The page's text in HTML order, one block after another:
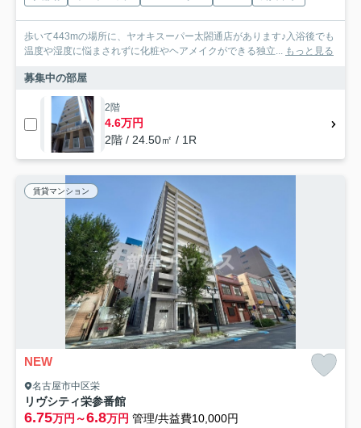
歩いて443mの場所に、ヤオキスーパー太閤通店があります♪入浴後でも
温度や湿度に悩まされずに化粧やヘアメイクができる独立... もっと見る
募集中の部屋
2階
4.6万円
2階 / 24.50㎡ / 1R
賃貸マンション
NEW
名古屋市中区栄
リヴシティ栄参番館
6.75万円～6.8万円 管理/共益費10,000円